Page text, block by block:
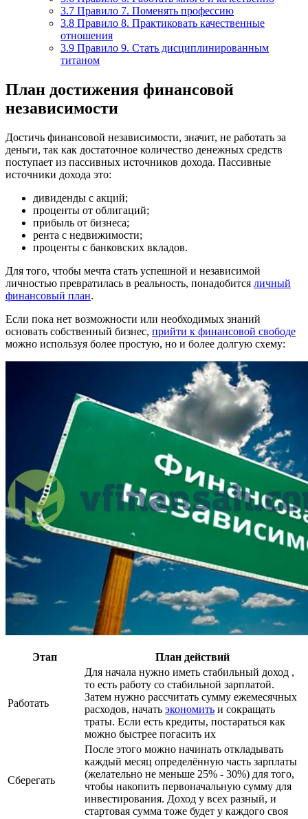
3.7 Правило 7. Поменять профессию
3.8 Правило 8. Практиковать качественные
отношения
3.9 Правило 9. Стать дисциплинированным
титаном
План достижения финансовой
независимости
Достичь финансовой независимости, значит, не работать за
деньги, так как достаточное количество денежных средств
поступает из пассивных источников дохода. Пассивные
источники дохода это:
дивиденды с акций;
проценты от облигаций;
прибыль от бизнеса;
рента с недвижимости;
проценты с банковских вкладов.
Для того, чтобы мечта стать успешной и независимой
личностью превратилась в реальность, понадобится личный
финансовый план.
Если пока нет возможности или необходимых знаний
основать собственный бизнес, прийти к финансовой свободе
можно используя более простую, но и более долгую схему:
Этап План действий
Работать
Для начала нужно иметь стабильный доход ,
то есть работу со стабильной зарплатой.
Затем нужно рассчитать сумму ежемесячных
расходов, начать экономить и сокращать
траты. Если есть кредиты, постараться как
можно быстрее погасить их
Сберегать
После этого можно начинать откладывать
каждый месяц определённую часть зарплаты
(желательно не меньше 25% - 30%) для того,
чтобы накопить первоначальную сумму для
инвестирования. Доход у всех разный, и
стартовая сумма тоже будет у каждого своя